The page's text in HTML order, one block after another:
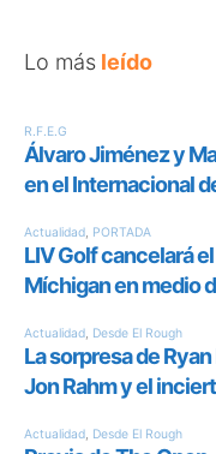
Lo más leído